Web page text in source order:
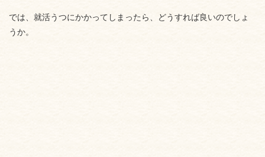
では、就活うつにかかってしまったら、どうすれば良いのでしょ
うか。